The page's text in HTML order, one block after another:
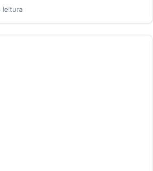
leitura